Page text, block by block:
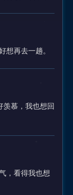
想再去一趟。
羡慕，我也想回
，看得我也想